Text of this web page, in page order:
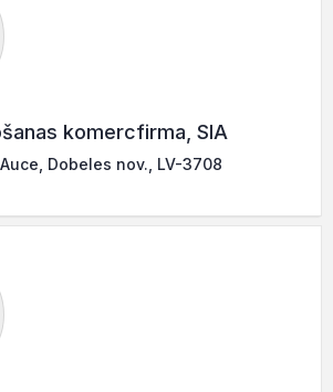
komercfirma, SIA
Dobeles nov., LV-3708